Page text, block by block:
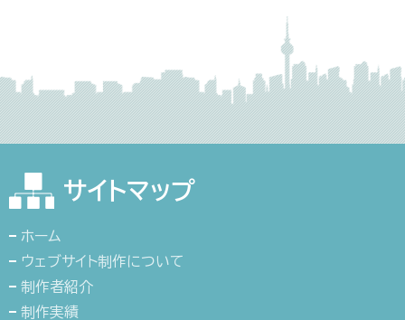
サイトマップ
ホーム
ウェブサイト制作について
制作者紹介
制作実績